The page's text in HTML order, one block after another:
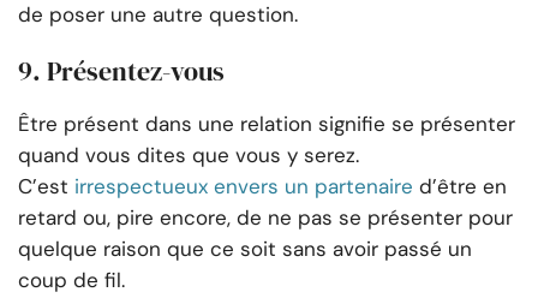
de poser une autre question.
9. Présentez-vous
Être présent dans une relation signifie se présenter
quand vous dites que vous y serez.
C’est irrespectueux envers un partenaire d’être en
retard ou, pire encore, de ne pas se présenter pour
quelque raison que ce soit sans avoir passé un
coup de fil.